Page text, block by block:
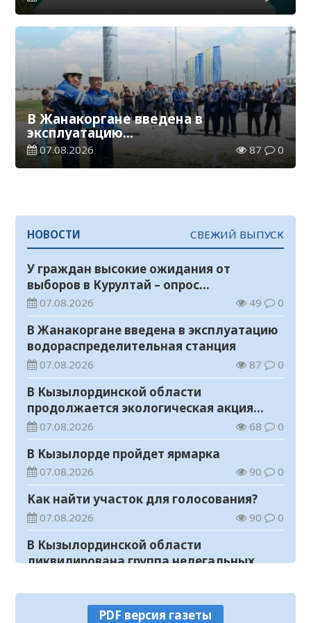
В Жанакоргане введена в
эксплуатацию
водораспределительная станция
07.08.2026 87 0
НОВОСТИ СВЕЖИЙ ВЫПУСК
У граждан высокие ожидания от
выборов в Курултай – опрос
общественного мнения
07.08.2026 49 0
В Жанакоргане введена в эксплуатацию
водораспределительная станция
07.08.2026 87 0
В Кызылординской области
продолжается экологическая акция
«Таза Қазақстан»
07.08.2026 68 0
В Кызылорде пройдет ярмарка
07.08.2026 90 0
Как найти участок для голосования?
07.08.2026 90 0
В Кызылординской области
ликвидирована группа нелегальных
Аким области ознакомился с работой
PDF версия газеты